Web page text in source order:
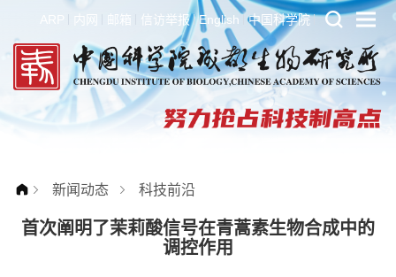
ARP 内网 邮箱 信访举报 English 中国科学院
新闻动态 科技前沿
首次阐明了茉莉酸信号在青蒿素生物合成中的
调控作用